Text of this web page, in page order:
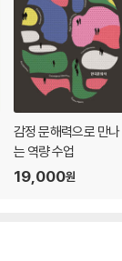
감정 문해력으로 만나
는 역량 수업
19,000원